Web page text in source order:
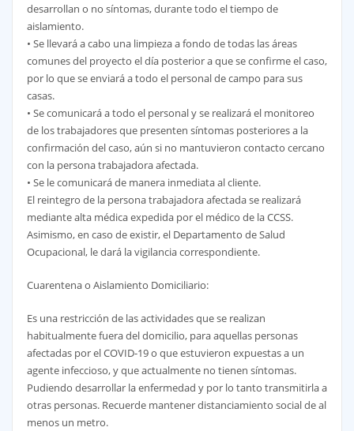
desarrollan o no síntomas, durante todo el tiempo de
aislamiento.
• Se llevará a cabo una limpieza a fondo de todas las áreas
comunes del proyecto el día posterior a que se confirme el caso,
por lo que se enviará a todo el personal de campo para sus
casas.
• Se comunicará a todo el personal y se realizará el monitoreo
de los trabajadores que presenten síntomas posteriores a la
confirmación del caso, aún si no mantuvieron contacto cercano
con la persona trabajadora afectada.
• Se le comunicará de manera inmediata al cliente.
El reintegro de la persona trabajadora afectada se realizará
mediante alta médica expedida por el médico de la CCSS.
Asimismo, en caso de existir, el Departamento de Salud
Ocupacional, le dará la vigilancia correspondiente.
Cuarentena o Aislamiento Domiciliario:
Es una restricción de las actividades que se realizan
habitualmente fuera del domicilio, para aquellas personas
afectadas por el COVID-19 o que estuvieron expuestas a un
agente infeccioso, y que actualmente no tienen síntomas.
Pudiendo desarrollar la enfermedad y por lo tanto transmitirla a
otras personas. Recuerde mantener distanciamiento social de al
menos un metro.